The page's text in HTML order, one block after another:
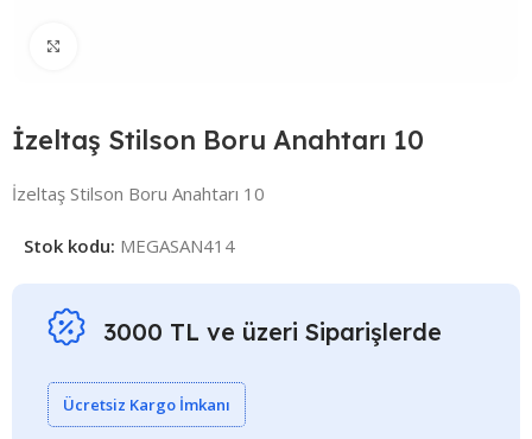
İzeltaş Stilson Boru Anahtarı 10
İzeltaş Stilson Boru Anahtarı 10
Stok kodu: MEGASAN414
3000 TL ve üzeri Siparişlerde
Ücretsiz Kargo İmkanı